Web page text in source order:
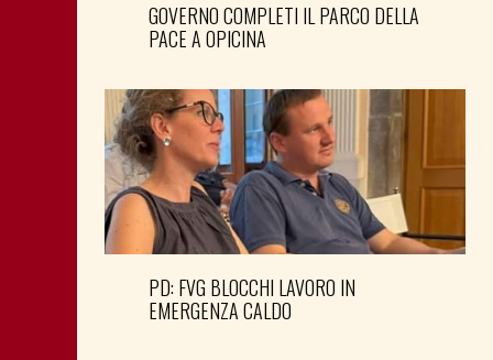
GOVERNO COMPLETI IL PARCO DELLA
PACE A OPICINA
PD: FVG BLOCCHI LAVORO IN
EMERGENZA CALDO